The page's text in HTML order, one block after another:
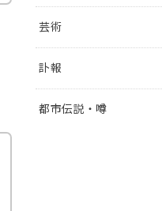
芸術
訃報
都市伝説・噂